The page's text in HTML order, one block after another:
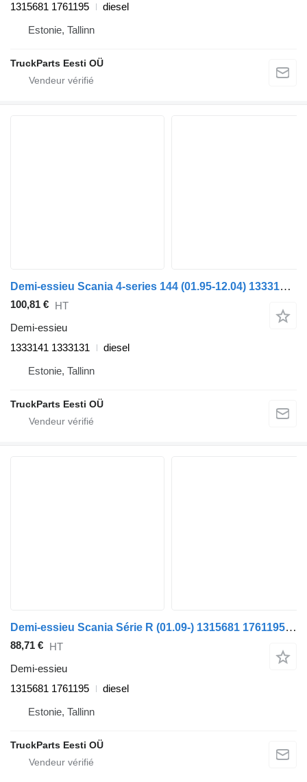
1315681 1761195
diesel
Estonie, Tallinn
TruckParts Eesti OÜ
Demi-essieu Scania 4-series 144 (01.95-12.04) 1333141 1333131 pour tracteur routier Scania 4-series (1995-2006)
100,81 € HT
Demi-essieu
1333141 1333131
diesel
Estonie, Tallinn
TruckParts Eesti OÜ
Demi-essieu Scania Série R (01.09-) 1315681 1761195 pour tracteur routier Scania P,G,R,T-series (2004-2017)
88,71 € HT
Demi-essieu
1315681 1761195
diesel
Estonie, Tallinn
TruckParts Eesti OÜ